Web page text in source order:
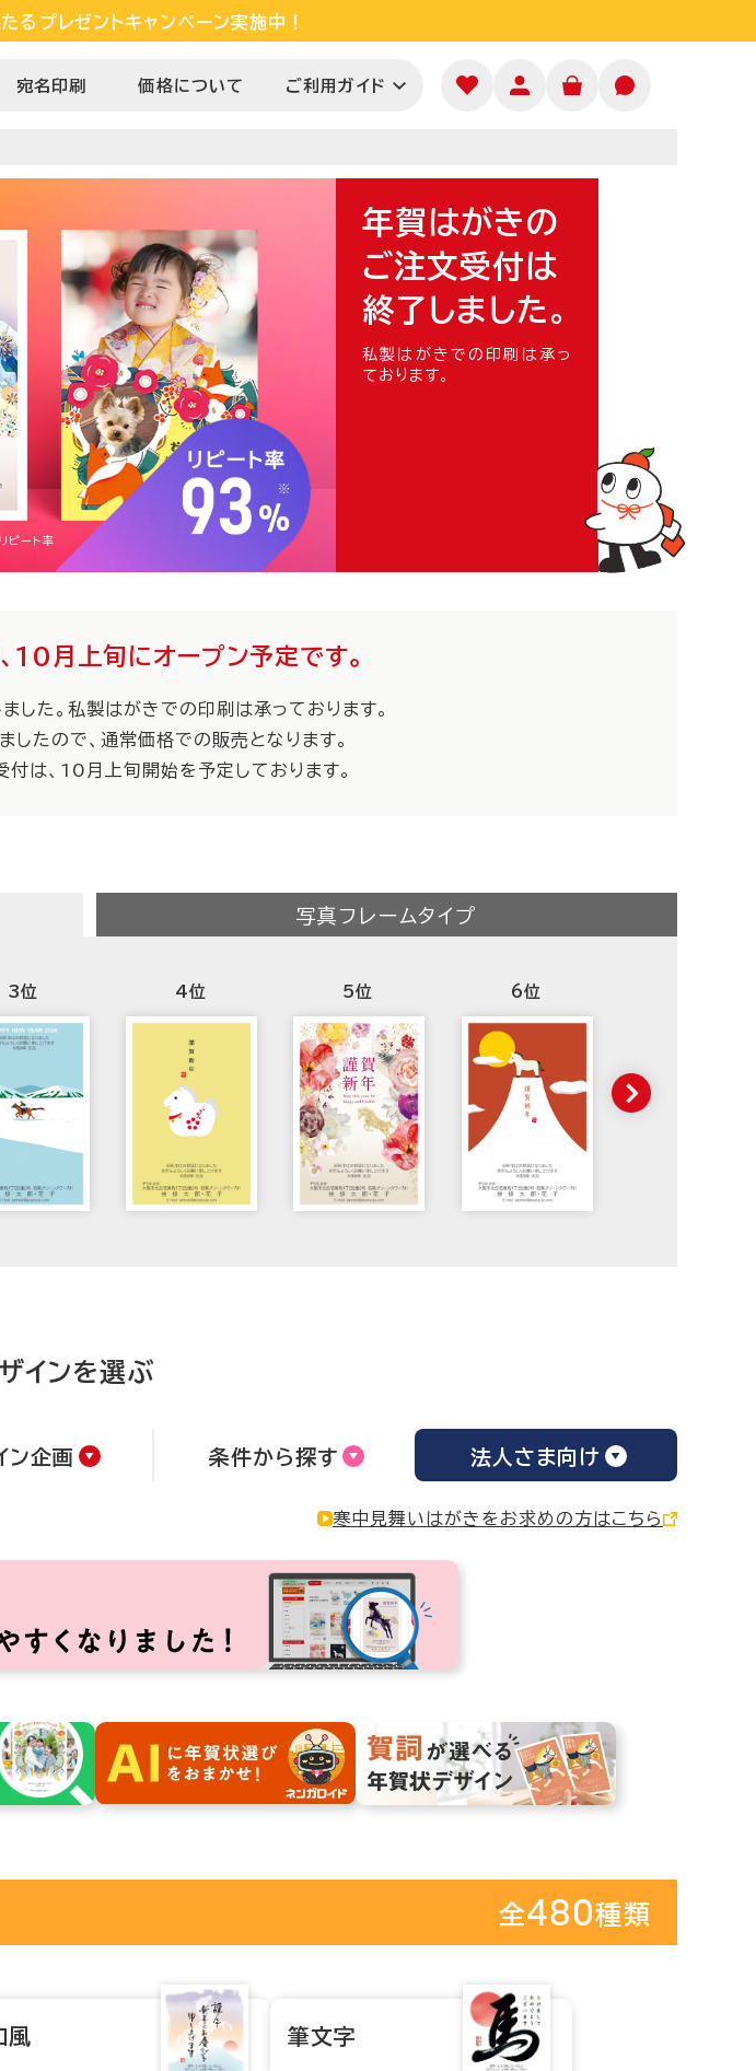
プレゼントキャンペーン実施中！
るプレゼントキャンペーン実施中！
だけで550円クーポンGET!
宛名印刷 価格について ご利用ガイド
ート率
年賀はがきの
ご注文受付は
終了しました。
私製はがきでの印刷は承っ
ております。
月上旬にオープン予定です。
た。私製はがきでの印刷は承っております。
たので、通常価格での販売となります。
は、10月上旬開始を予定しております。
写真フレームタイプ
3位 4位 5位 6位
インを選ぶ
ン企画 条件から探す 法人さま向け
寒中見舞いはがきをお求めの方はこちら
全480種類
風 筆文字